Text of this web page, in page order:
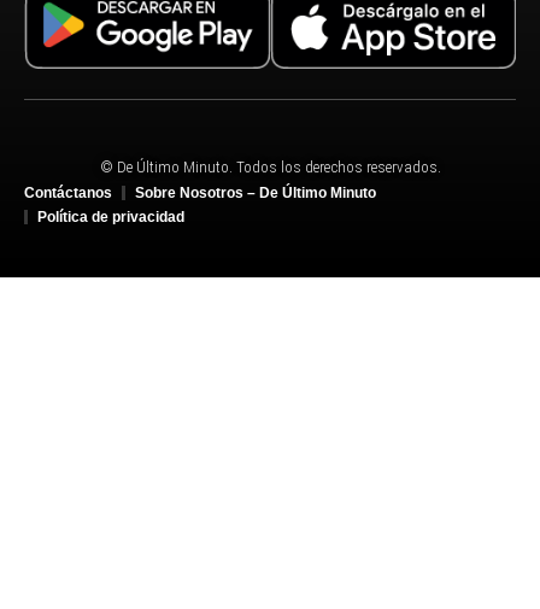
© De Último Minuto. Todos los derechos reservados.
Contáctanos
Sobre Nosotros – De Último Minuto
Política de privacidad